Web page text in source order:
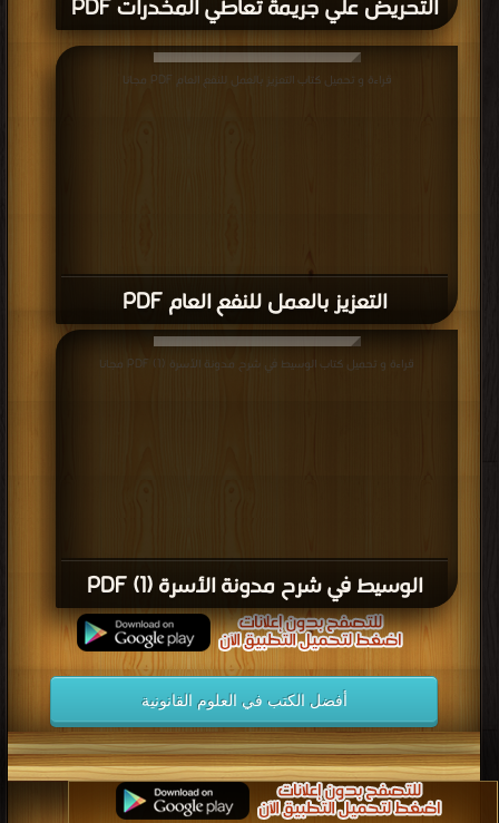
التحريض علي جريمة تعاطي المخدرات PDF
التعزيز بالعمل للنفع العام PDF
قراءة و تحميل كتاب التعزيز بالعمل للنفع العام PDF مجانا
الوسيط في شرح مدونة الأسرة (1) PDF
قراءة و تحميل كتاب الوسيط في شرح مدونة الأسرة (1) PDF مجانا
أفضل الكتب في العلوم القانونية